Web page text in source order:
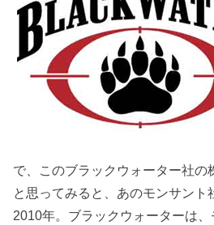
で、このブラックウォーター社の
と思ってみると、あのモンサント
2010年。ブラックウォーターは